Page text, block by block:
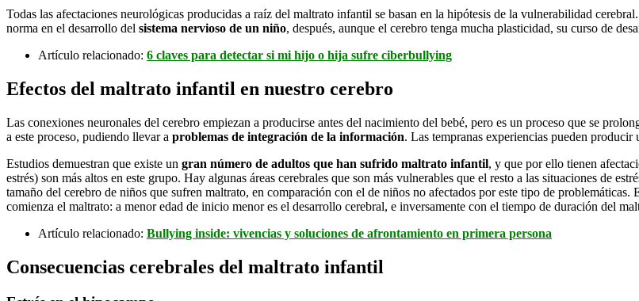
Todas las afectaciones neurológicas producidas a raíz del maltrato infantil se basan en la hipótesis de la vulnerabilidad
norma en el desarrollo del sistema nervioso de un niño, después, aunque el cerebro tenga mucha plasticidad, su curso de
Artículo relacionado: 6 claves para detectar si mi hijo o hija sufre ciberbullying
Efectos del maltrato infantil en nuestro cerebro
Las conexiones neuronales del cerebro empiezan a producirse antes del nacimiento del bebé, pero es un proceso que se
a este proceso, pudiendo llevar a problemas de integración de la información. Las tempranas experiencias pueden
Estudios demuestran que existe un gran número de adultos que han sufrido maltrato infantil, y que por ello tienen
estrés) son más altos en este grupo. Hay algunas áreas cerebrales que son más vulnerables que el resto a las situaciones de
tamaño del cerebro de niños que sufren maltrato, en comparación con el de niños no afectados por este tipo de
comienza el maltrato: a menor edad de inicio menor es el desarrollo cerebral, e inversamente con el tiempo de duración del
Artículo relacionado: Bullying inside: vivencias y soluciones de afrontamiento en primera persona
Consecuencias cerebrales del maltrato infantil